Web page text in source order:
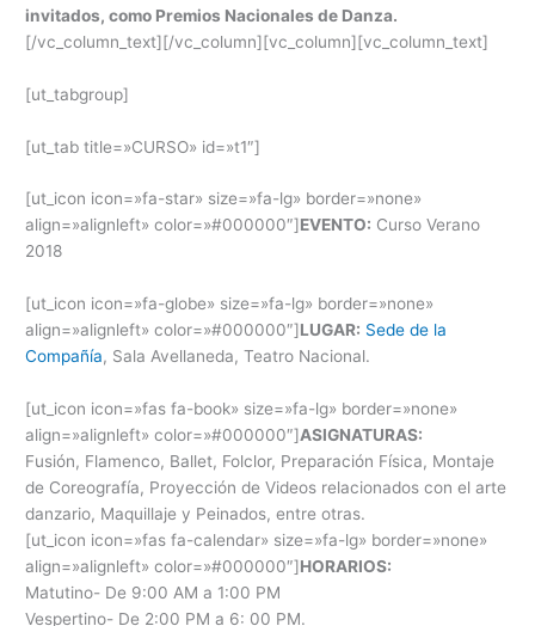
invitados, como Premios Nacionales de Danza.
[/vc_column_text][/vc_column][vc_column][vc_column_text]
[ut_tabgroup]
[ut_tab title=»CURSO» id=»t1″]
[ut_icon icon=»fa-star» size=»fa-lg» border=»none»
align=»alignleft» color=»#000000″]EVENTO: Curso Verano
2018
[ut_icon icon=»fa-globe» size=»fa-lg» border=»none»
align=»alignleft» color=»#000000″]LUGAR: Sede de la
Compañía, Sala Avellaneda, Teatro Nacional.
[ut_icon icon=»fas fa-book» size=»fa-lg» border=»none»
align=»alignleft» color=»#000000″]ASIGNATURAS:
Fusión, Flamenco, Ballet, Folclor, Preparación Física, Montaje
de Coreografía, Proyección de Videos relacionados con el arte
danzario, Maquillaje y Peinados, entre otras.
[ut_icon icon=»fas fa-calendar» size=»fa-lg» border=»none»
align=»alignleft» color=»#000000″]HORARIOS:
Matutino- De 9:00 AM a 1:00 PM
Vespertino- De 2:00 PM a 6: 00 PM.